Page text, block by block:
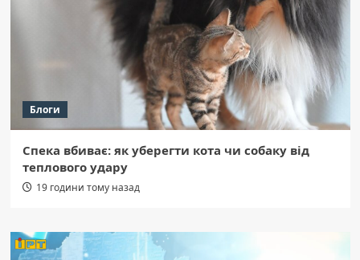
Блоги
Спека вбиває: як уберегти кота чи собаку від
теплового удару
19 години тому назад